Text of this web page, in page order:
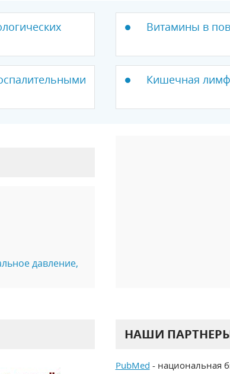
Витамины в
Кишечная
давление,
НАШИ
PubMed - национальная